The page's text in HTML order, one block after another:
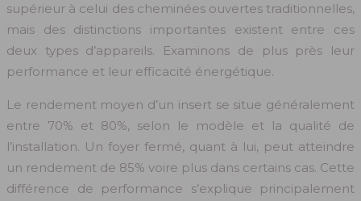
supérieur à celui des cheminées ouvertes traditionnelles,
mais des distinctions importantes existent entre ces
deux types d’appareils. Examinons de plus près leur
performance et leur efficacité énergétique.
Le rendement moyen d’un insert se situe généralement
entre 70% et 80%, selon le modèle et la qualité de
l’installation. Un foyer fermé, quant à lui, peut atteindre
un rendement de 85% voire plus dans certains cas. Cette
différence de performance s’explique principalement